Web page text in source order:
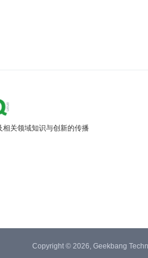
相关领域知识与创新的传播
Copyright © 2026, Geekbang